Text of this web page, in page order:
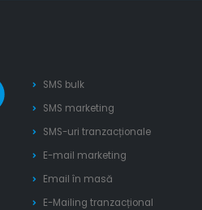
SMS bulk
SMS marketing
SMS-uri tranzacționale
E-mail marketing
Email în masă
E-Mailing tranzacțional